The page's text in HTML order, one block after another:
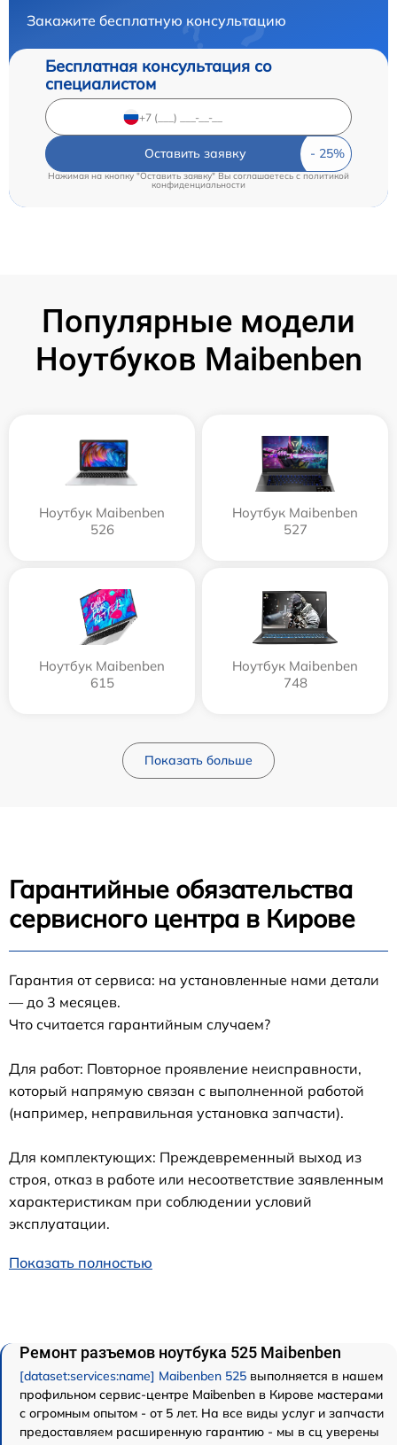
Закажите бесплатную консультацию
Бесплатная консультация со
специалистом
Оставить заявку
Нажимая на кнопку "Оставить заявку" Вы соглашаетесь c политикой
конфиденциальности
Популярные модели
Ноутбуков Maibenben
Ноутбук Maibenben
526
Ноутбук Maibenben
527
Ноутбук Maibenben
615
Ноутбук Maibenben
748
Показать больше
Гарантийные обязательства
сервисного центра в Кирове
Гарантия от сервиса: на установленные нами детали
— до 3 месяцев.
Что считается гарантийным случаем?
Для работ: Повторное проявление неисправности,
который напрямую связан с выполненной работой
(например, неправильная установка запчасти).
Для комплектующих: Преждевременный выход из
строя, отказ в работе или несоответствие заявленным
характеристикам при соблюдении условий
эксплуатации.
Показать полностью
Ремонт разъемов ноутбука 525 Maibenben
[dataset:services:name] Maibenben 525 выполняется в нашем
профильном сервис-центре Maibenben в Кирове мастерами
с огромным опытом - от 5 лет. На все виды услуг и запчасти
предоставляем расширенную гарантию - мы в сц уверены